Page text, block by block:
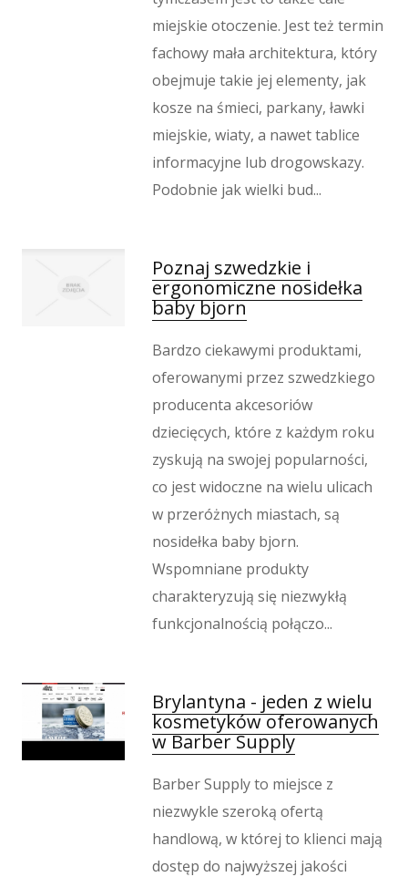
Wypoczynek
Kondycja
Dietetyka, Odchudzanie
Kosmetyki
Leczenie
Salony Kosmetyczne
Sprzęt Medyczny
Oprogramowanie
Kontakt
miejskie otoczenie. Jest też termin
fachowy mała architektura, który
obejmuje takie jej elementy, jak
kosze na śmieci, parkany, ławki
miejskie, wiaty, a nawet tablice
informacyjne lub drogowskazy.
Podobnie jak wielki bud...
Poznaj szwedzkie i
ergonomiczne nosidełka
baby bjorn
Bardzo ciekawymi produktami,
oferowanymi przez szwedzkiego
producenta akcesoriów
dziecięcych, które z każdym roku
zyskują na swojej popularności,
co jest widoczne na wielu ulicach
w przeróżnych miastach, są
nosidełka baby bjorn.
Wspomniane produkty
charakteryzują się niezwykłą
funkcjonalnością połączo...
Brylantyna - jeden z wielu
kosmetyków oferowanych
w Barber Supply
Barber Supply to miejsce z
niezwykle szeroką ofertą
handlową, w której to klienci mają
dostęp do najwyższej jakości